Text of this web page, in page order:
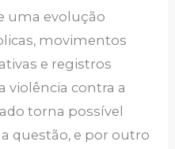
uma evolução
movimentos
e registros
violência contra a
torna possível
questão, e por outro